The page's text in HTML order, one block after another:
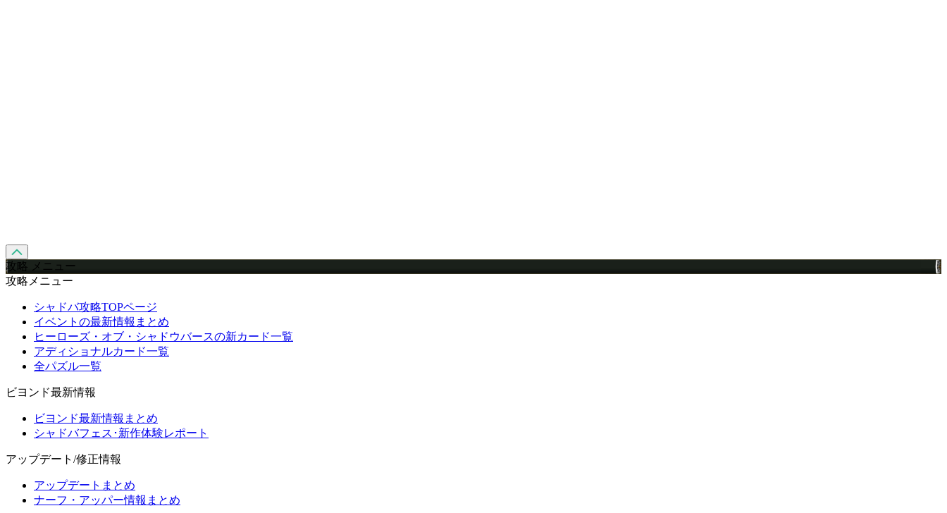
攻略 メニュー
攻略メニュー
シャドバ攻略TOPページ
イベントの最新情報まとめ
ヒーローズ・オブ・シャドウバースの新カード一覧
アディショナルカード一覧
全パズル一覧
ビヨンド最新情報
ビヨンド最新情報まとめ
シャドバフェス･新作体験レポート
アップデート/修正情報
アップデートまとめ
ナーフ・アッパー情報まとめ